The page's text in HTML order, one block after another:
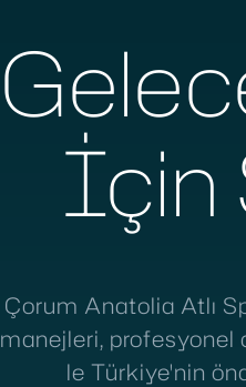
İçin
Çorum Anatolia Atlı
manejleri, profesyonel
le Türkiye'nin